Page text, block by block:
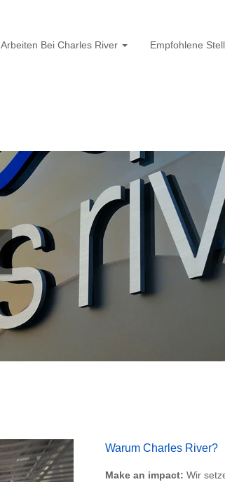
Arbeiten Bei Charles River Empfohlene
Warum Charles River?
Make an impact: Wir